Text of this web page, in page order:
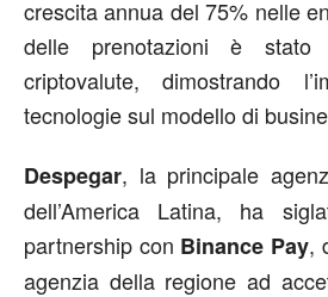
crescita annua del 75% nelle
delle prenotazioni è stato
criptovalute, dimostrando
tecnologie sul modello di
Despegar, la principale
dell’America Latina, ha
partnership con Binance Pay,
agenzia della regione ad